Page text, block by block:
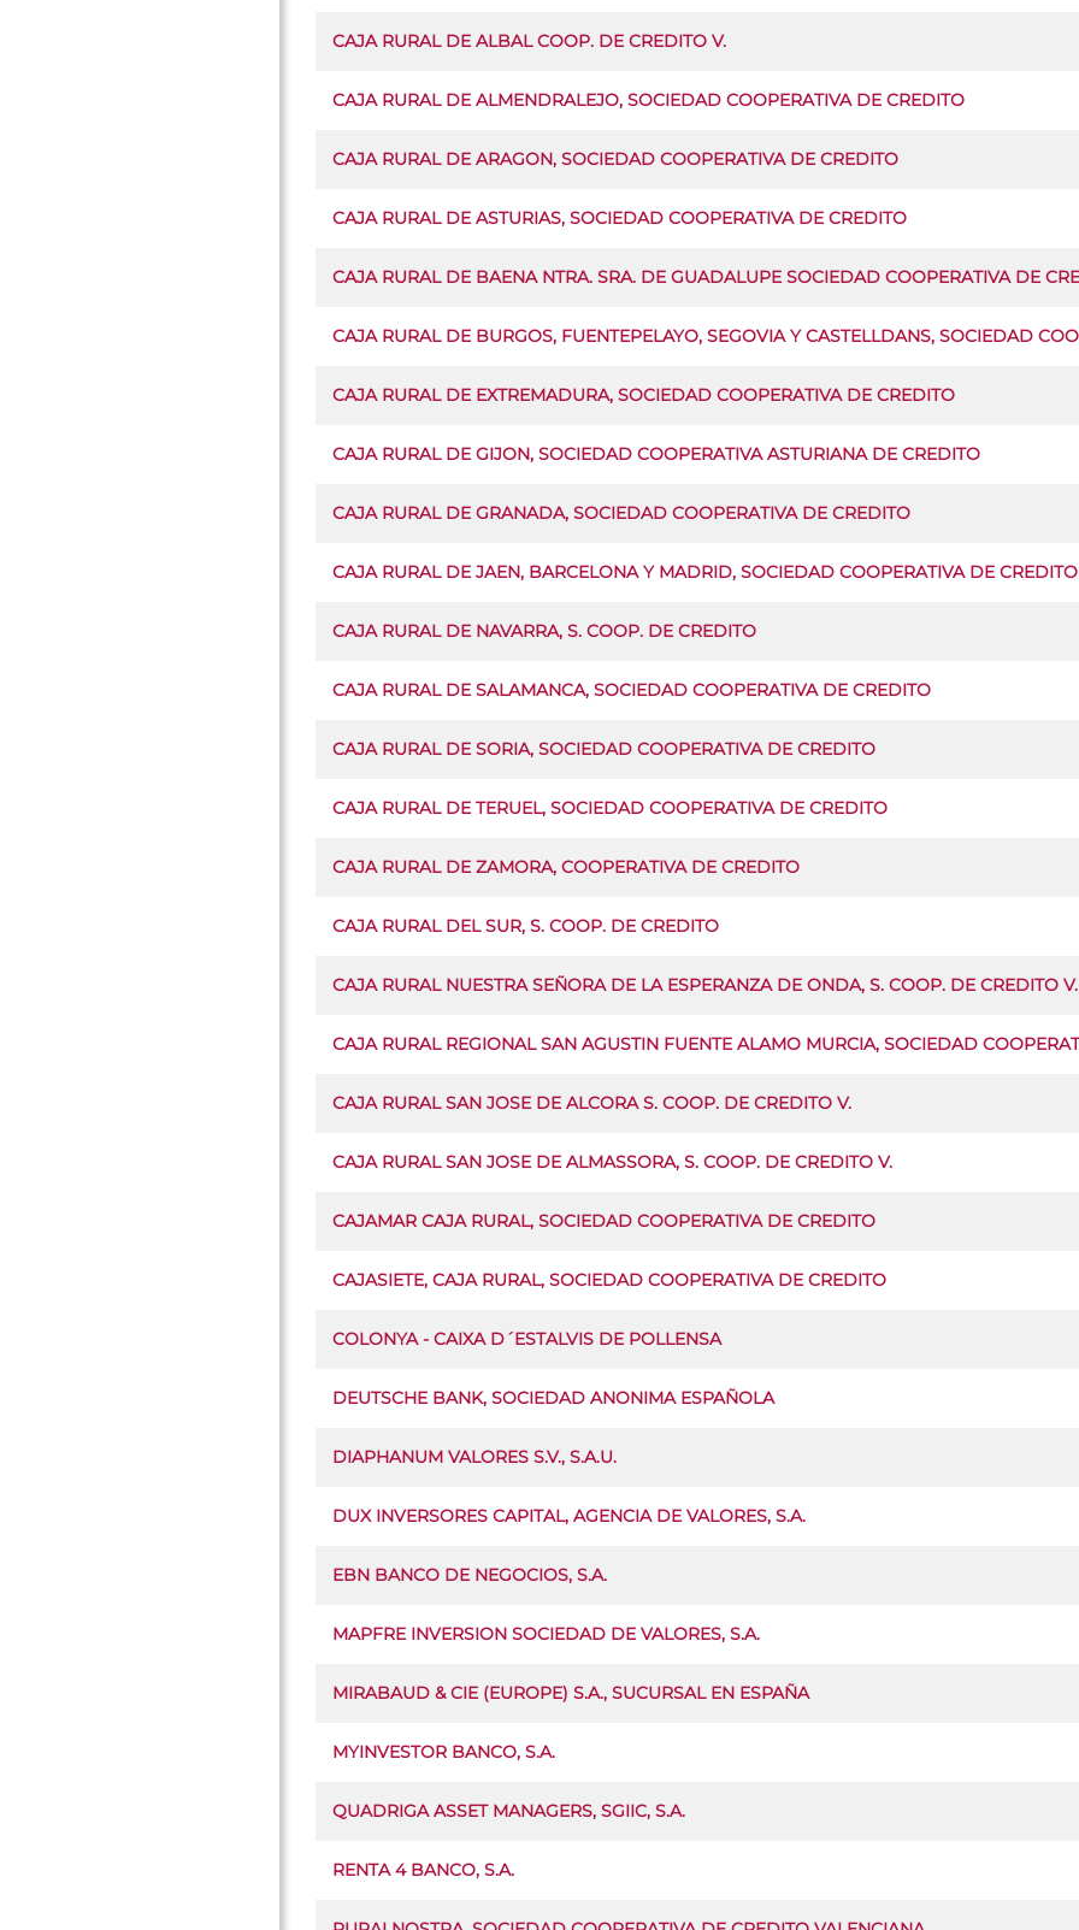
CAJA RURAL DE ALBAL COOP. DE CREDITO V.
CAJA RURAL DE ALMENDRALEJO, SOCIEDAD COOPERATIVA DE CREDITO
CAJA RURAL DE ARAGON, SOCIEDAD COOPERATIVA DE CREDITO
CAJA RURAL DE ASTURIAS, SOCIEDAD COOPERATIVA DE CREDITO
CAJA RURAL DE BAENA NTRA. SRA. DE GUADALUPE SOCIEDAD COOPERATIVA DE
CAJA RURAL DE BURGOS, FUENTEPELAYO, SEGOVIA Y CASTELLDANS, SOCIEDAD
CAJA RURAL DE EXTREMADURA, SOCIEDAD COOPERATIVA DE CREDITO
CAJA RURAL DE GIJON, SOCIEDAD COOPERATIVA ASTURIANA DE CREDITO
CAJA RURAL DE GRANADA, SOCIEDAD COOPERATIVA DE CREDITO
CAJA RURAL DE JAEN, BARCELONA Y MADRID, SOCIEDAD COOPERATIVA DE CREDITO
CAJA RURAL DE NAVARRA, S. COOP. DE CREDITO
CAJA RURAL DE SALAMANCA, SOCIEDAD COOPERATIVA DE CREDITO
CAJA RURAL DE SORIA, SOCIEDAD COOPERATIVA DE CREDITO
CAJA RURAL DE TERUEL, SOCIEDAD COOPERATIVA DE CREDITO
CAJA RURAL DE ZAMORA, COOPERATIVA DE CREDITO
CAJA RURAL DEL SUR, S. COOP. DE CREDITO
CAJA RURAL NUESTRA SEÑORA DE LA ESPERANZA DE ONDA, S. COOP. DE CREDITO V.
CAJA RURAL REGIONAL SAN AGUSTIN FUENTE ALAMO MURCIA, SOCIEDAD
CAJA RURAL SAN JOSE DE ALCORA S. COOP. DE CREDITO V.
CAJA RURAL SAN JOSE DE ALMASSORA, S. COOP. DE CREDITO V.
CAJAMAR CAJA RURAL, SOCIEDAD COOPERATIVA DE CREDITO
CAJASIETE, CAJA RURAL, SOCIEDAD COOPERATIVA DE CREDITO
COLONYA - CAIXA D´ESTALVIS DE POLLENSA
DEUTSCHE BANK, SOCIEDAD ANONIMA ESPAÑOLA
DIAPHANUM VALORES S.V., S.A.U.
DUX INVERSORES CAPITAL, AGENCIA DE VALORES, S.A.
EBN BANCO DE NEGOCIOS, S.A.
MAPFRE INVERSION SOCIEDAD DE VALORES, S.A.
MIRABAUD & CIE (EUROPE) S.A., SUCURSAL EN ESPAÑA
MYINVESTOR BANCO, S.A.
QUADRIGA ASSET MANAGERS, SGIIC, S.A.
RENTA 4 BANCO, S.A.